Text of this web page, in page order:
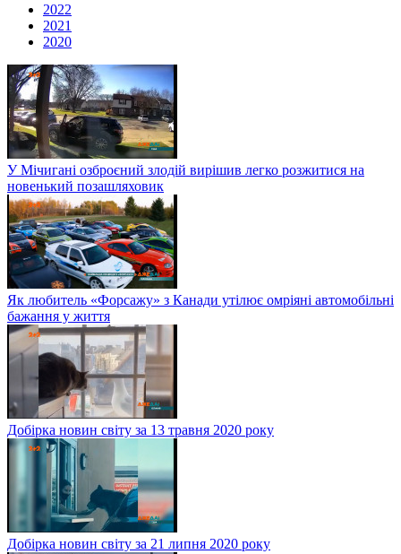
2022
2021
2020
У Мічигані озброєний злодій вирішив легко розжитися на
новенький позашляховик
Як любитель «Форсажу» з Канади утілює омріяні автомобільні
бажання у життя
Добірка новин світу за 13 травня 2020 року
Добірка новин світу за 21 липня 2020 року